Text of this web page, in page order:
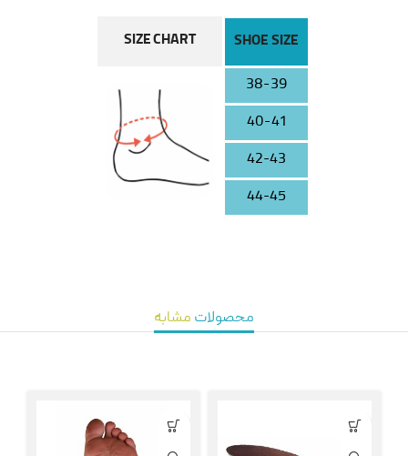
SIZE CHART SHOE SIZE
38-39
40-41
42-43
44-45
محصولات مشابه